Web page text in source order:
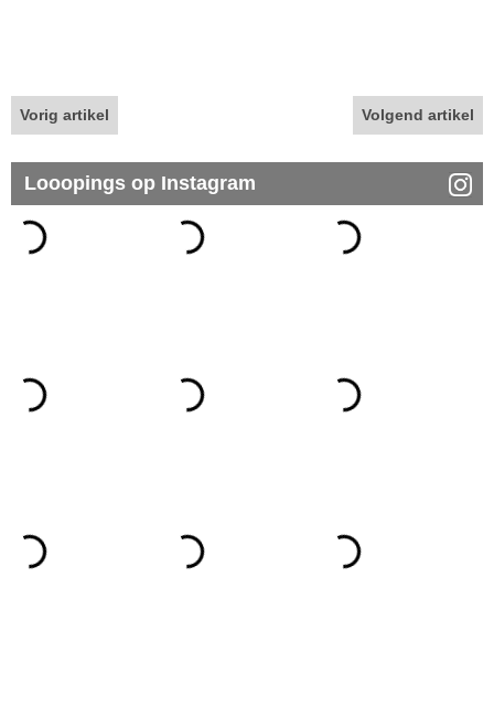
Vorig artikel Volgend artikel
Looopings op Instagram